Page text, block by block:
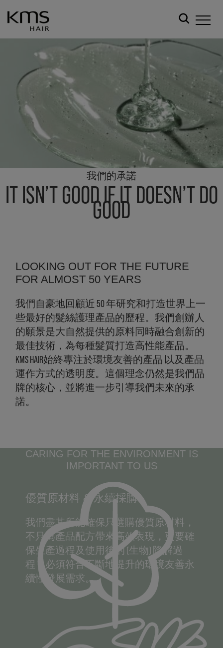
我們的承諾
IT ISN’T GOOD IF IT DOESN’T DO
GOOD
LOOKING OUT FOR THE FUTURE
FOR ALMOST 50 YEARS
我們自豪地回顧近 50 年研究和打造世界上一
些最好的髮絲護理產品的歷程。我們創辦人
的願景是大自然提供的原料同時融合創新的
最佳技術，為每種髮質打造高性能產品。
KMS HAIR始終專注於環境友善的產品 以及產品
運作方式的透明度。這個理念仍然是我們品
牌的核心，並將進一步引導我們未來的承
諾。
CARING FOR THE ENVIRONMENT IS
IMPORTANT TO US
優質原材料 & 永續採購
我們盡其所能確保只選購優質原材料，
不只為產品配方帶來高效表現，更要確
保生產過程及使用後的 (生物) 降解過
程，必須符合不斷地提升的環境友善永
續性發展需求。